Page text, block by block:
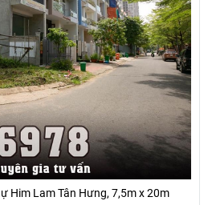
Him Lam Tân Hưng, 7,5m x 20m